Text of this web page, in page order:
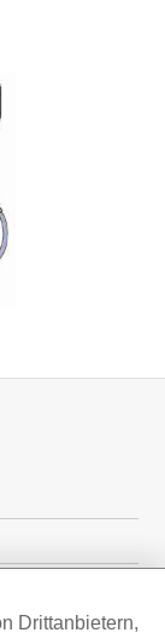
Drittanbietern,